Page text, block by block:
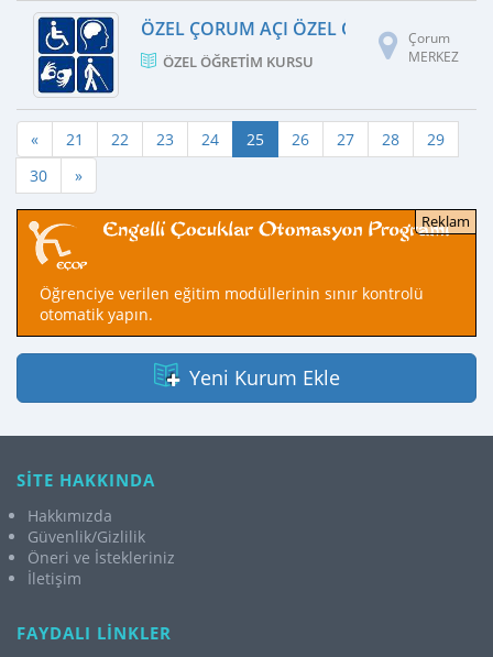
ÖZEL ÇORUM AÇI ÖZEL ÖĞRETIM KURSU
ÖZEL ÖĞRETIM KURSU
Çorum
MERKEZ
« 21 22 23 24 25 26 27 28
29
30
»
Öğrenciye verilen eğitim modüllerinin sınır kontrolü
otomatik yapın.
Yeni Kurum Ekle
SİTE HAKKINDA
Hakkımızda
Güvenlik/Gizlilik
Öneri ve İstekleriniz
İletişim
FAYDALI LİNKLER